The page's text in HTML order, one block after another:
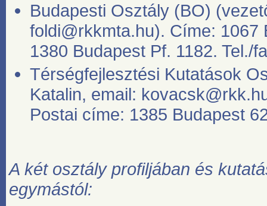
Budapesti Osztály (BO)
foldi@rkkmta.hu). Címe: 1067
1380 Budapest Pf. 1182. Tel./
Térségfejlesztési Kutatások
Katalin, email:
Postai címe: 1385 Budapest
A két osztály profiljában és
egymástól: